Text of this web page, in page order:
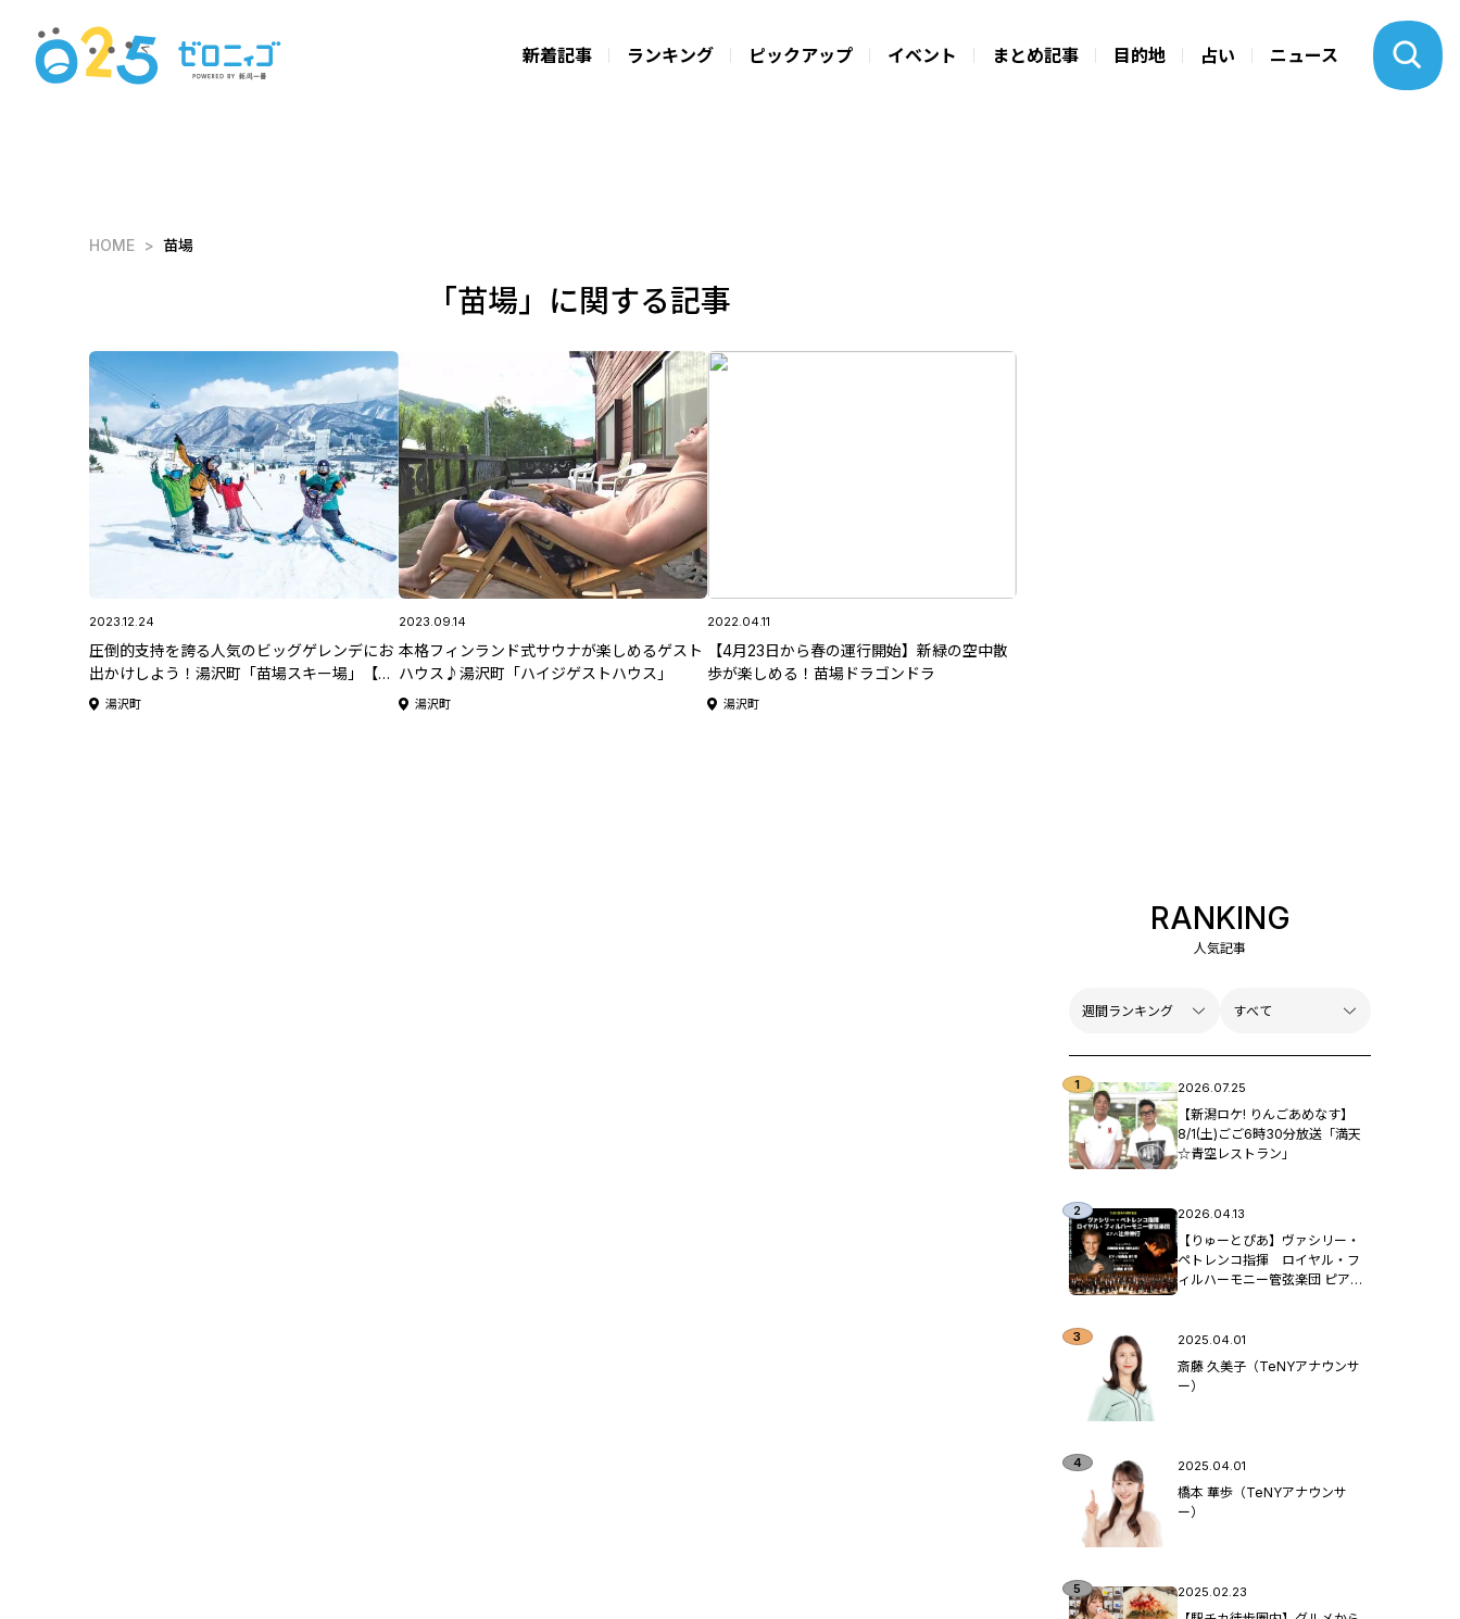
新着記事 ランキング ピックアップ イベント まとめ記事 目的地 占い ニュース
HOME 苗場
「苗場」に関する記事
2023.12.24
圧倒的支持を誇る人気のビッグゲレンデにお
出かけしよう！湯沢町「苗場スキー場」【新
潟県 スキー場特集2023-2024】
湯沢町
2023.09.14
本格フィンランド式サウナが楽しめるゲスト
ハウス♪湯沢町「ハイジゲストハウス」
湯沢町
2022.04.11
【4月23日から春の運行開始】新緑の空中散
歩が楽しめる！苗場ドラゴンドラ
湯沢町
RANKING
人気記事
2026.07.25
【新潟ロケ! りんごあめなす】
8/1(土)ごご6時30分放送「満天
☆青空レストラン」
2026.04.13
【りゅーとぴあ】ヴァシリー・
ペトレンコ指揮 ロイヤル・フ
ィルハーモニー管弦楽団 ピア
2025.04.01
斎藤 久美子（TeNYアナウンサ
ー）
2025.04.01
橋本 華歩（TeNYアナウンサ
ー）
2025.02.23